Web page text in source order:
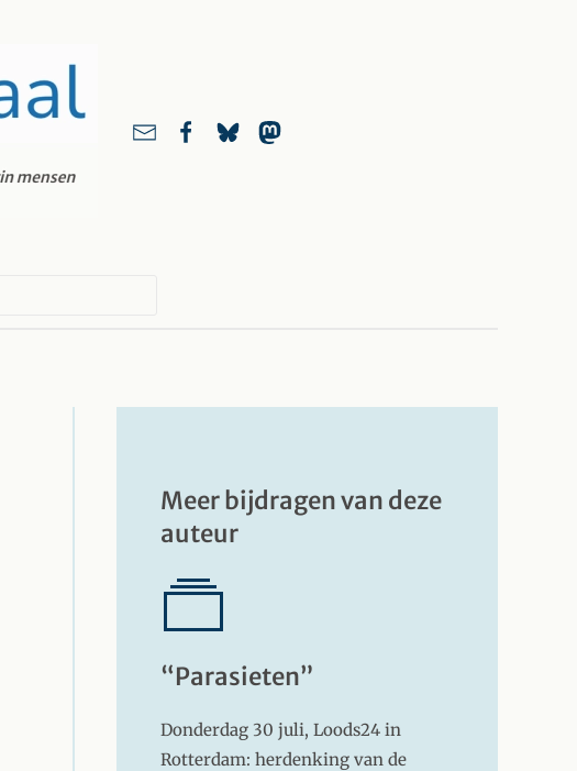
Meer bijdragen van deze
auteur
“Parasieten”
Donderdag 30 juli, Loods24 in
Rotterdam: herdenking van de